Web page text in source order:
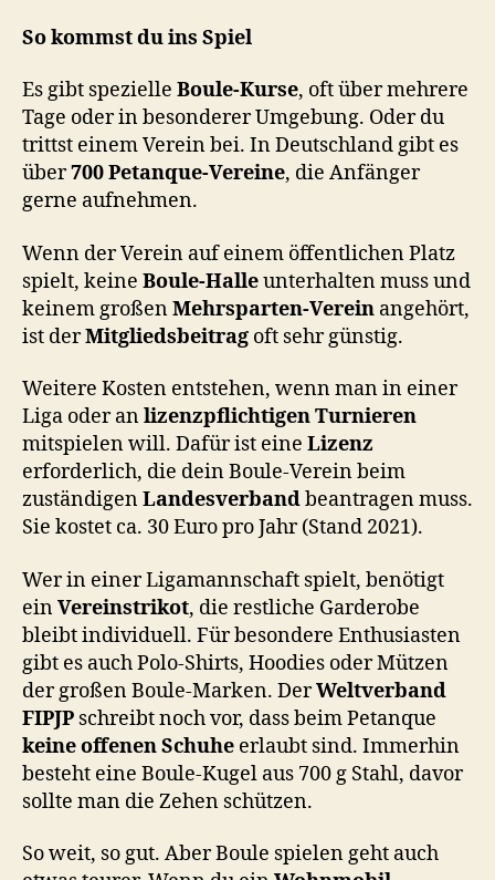
So kommst du ins Spiel
Es gibt spezielle Boule-Kurse, oft über mehrere
Tage oder in besonderer Umgebung. Oder du
trittst einem Verein bei. In Deutschland gibt es
über700 Petanque-Vereine, die Anfänger
gerne aufnehmen.
Wenn der Verein auf einem öffentlichen Platz
spielt, keine Boule-Halleunterhalten muss und
keinem großenMehrsparten-Verein angehört,
ist derMitgliedsbeitrag oft sehr günstig.
Weitere Kosten entstehen, wenn man in einer
Liga oder anlizenzpflichtigen Turnieren
mitspielen will. Dafür ist eine Lizenz
erforderlich, die dein Boule-Verein beim
zuständigenLandesverbandbeantragen muss.
Sie kostet ca. 30 Euro pro Jahr (Stand 2021).
Wer in einer Ligamannschaft spielt, benötigt
einVereinstrikot, die restliche Garderobe
bleibt individuell. Für besondere Enthusiasten
gibt es auch Polo-Shirts, Hoodies oder Mützen
der großen Boule-Marken. DerWeltverband
FIPJP schreibt noch vor, dass beim Petanque
keine offenen Schuhe erlaubt sind. Immerhin
besteht eine Boule-Kugel aus 700 g Stahl, davor
sollte man die Zehen schützen.
So weit, so gut. Aber Boule spielen geht auch